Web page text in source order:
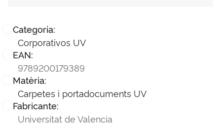
Categoria:
Corporativos UV
EAN:
9789200179389
Matèria:
Carpetes i portadocuments UV
Fabricante:
Universitat de Valencia